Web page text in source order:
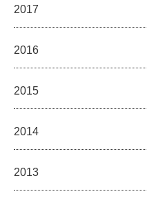
2017
2016
2015
2014
2013